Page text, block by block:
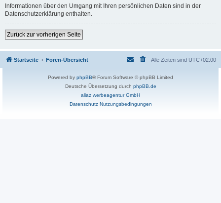
Informationen über den Umgang mit Ihren persönlichen Daten sind in der
Datenschutzerklärung enthalten.
Zurück zur vorherigen Seite
Startseite Foren-Übersicht Alle Zeiten sind UTC+02:00
Powered by phpBB® Forum Software © phpBB Limited
Deutsche Übersetzung durch phpBB.de
aliaz werbeagentur GmbH
Datenschutz Nutzungsbedingungen